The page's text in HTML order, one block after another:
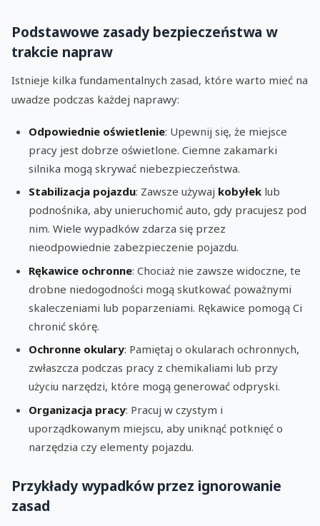
Podstawowe zasady bezpieczeństwa w
trakcie napraw
Istnieje kilka fundamentalnych zasad, które warto mieć na
uwadze podczas każdej naprawy:
Odpowiednie oświetlenie: Upewnij się, że miejsce
pracy jest dobrze oświetlone. Ciemne zakamarki
silnika mogą skrywać niebezpieczeństwa.
Stabilizacja pojazdu: Zawsze używaj kobyłek lub
podnośnika, aby unieruchomić auto, gdy pracujesz pod
nim. Wiele wypadków zdarza się przez
nieodpowiednie zabezpieczenie pojazdu.
Rękawice ochronne: Chociaż nie zawsze widoczne, te
drobne niedogodności mogą skutkować poważnymi
skaleczeniami lub poparzeniami. Rękawice pomogą Ci
chronić skórę.
Ochronne okulary: Pamiętaj o okularach ochronnych,
zwłaszcza podczas pracy z chemikaliami lub przy
użyciu narzędzi, które mogą generować odpryski.
Organizacja pracy: Pracuj w czystym i
uporządkowanym miejscu, aby uniknąć potknięć o
narzędzia czy elementy pojazdu.
Przykłady wypadków przez ignorowanie
zasad